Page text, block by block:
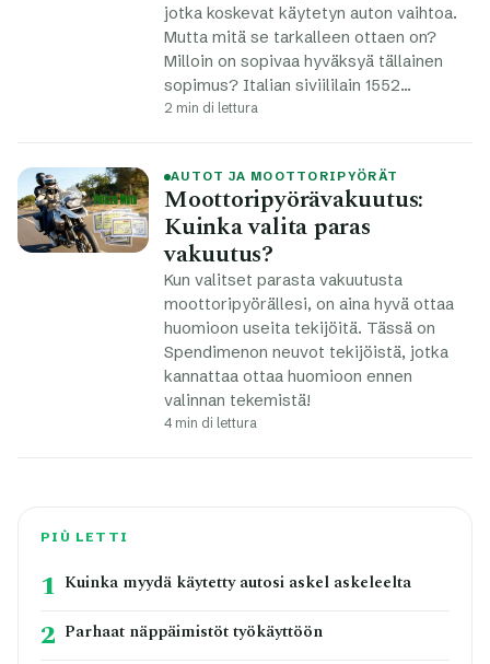
jotka koskevat käytetyn auton vaihtoa.
Mutta mitä se tarkalleen ottaen on?
Milloin on sopivaa hyväksyä tällainen
sopimus? Italian siviililain 1552…
2 min di lettura
AUTOT JA MOOTTORIPYÖRÄT
Moottoripyörävakuutus:
Kuinka valita paras
vakuutus?
Kun valitset parasta vakuutusta
moottoripyörällesi, on aina hyvä ottaa
huomioon useita tekijöitä. Tässä on
Spendimenon neuvot tekijöistä, jotka
kannattaa ottaa huomioon ennen
valinnan tekemistä!
4 min di lettura
PIÙ LETTI
1 Kuinka myydä käytetty autosi askel askeleelta
2 Parhaat näppäimistöt työkäyttöön